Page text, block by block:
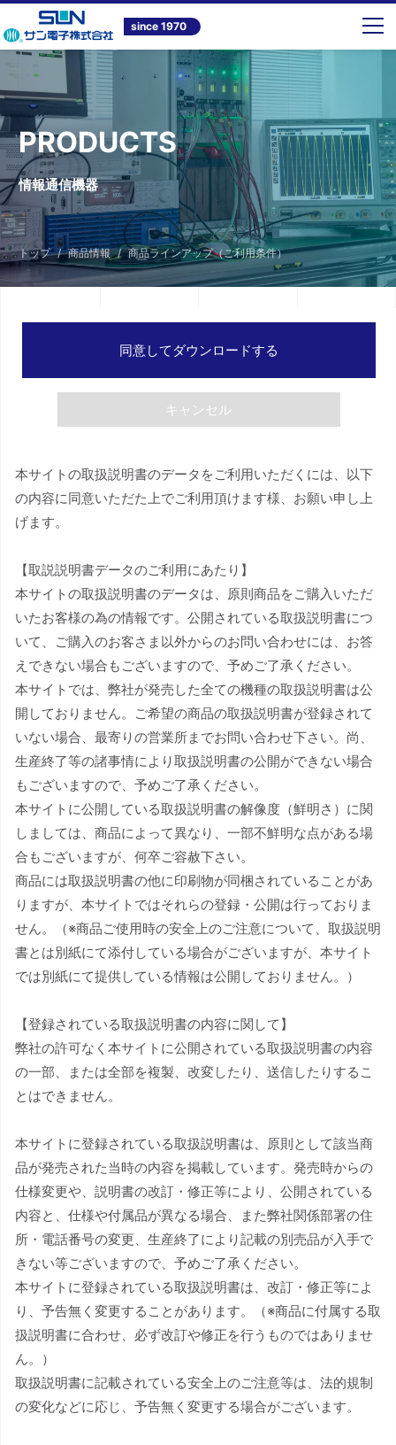
since 1970
PRODUCTS
情報通信機器
トップ 商品情報 商品ラインアップ（ご利用条件）
同意してダウンロードする
キャンセル
本サイトの取扱説明書のデータをご利用いただくには、以下
の内容に同意いただた上でご利用頂けます様、お願い申し上
げます。
【取説説明書データのご利用にあたり】
本サイトの取扱説明書のデータは、原則商品をご購入いただ
いたお客様の為の情報です。公開されている取扱説明書につ
いて、ご購入のお客さま以外からのお問い合わせには、お答
えできない場合もございますので、予めご了承ください。
本サイトでは、弊社が発売した全ての機種の取扱説明書は公
開しておりません。ご希望の商品の取扱説明書が登録されて
いない場合、最寄りの営業所までお問い合わせ下さい。尚、
生産終了等の諸事情により取扱説明書の公開ができない場合
もございますので、予めご了承ください。
本サイトに公開している取扱説明書の解像度（鮮明さ）に関
しましては、商品によって異なり、一部不鮮明な点がある場
合もございますが、何卒ご容赦下さい。
商品には取扱説明書の他に印刷物が同梱されていることがあ
りますが、本サイトではそれらの登録・公開は行っておりま
せん。（※商品ご使用時の安全上のご注意について、取扱説明
書とは別紙にて添付している場合がございますが、本サイト
では別紙にて提供している情報は公開しておりません。）
【登録されている取扱説明書の内容に関して】
弊社の許可なく本サイトに公開されている取扱説明書の内容
の一部、または全部を複製、改変したり、送信したりするこ
とはできません。
本サイトに登録されている取扱説明書は、原則として該当商
品が発売された当時の内容を掲載しています。発売時からの
仕様変更や、説明書の改訂・修正等により、公開されている
内容と、仕様や付属品が異なる場合、また弊社関係部署の住
所・電話番号の変更、生産終了により記載の別売品が入手で
きない等ございますので、予めご了承ください。
本サイトに登録されている取扱説明書は、改訂・修正等によ
り、予告無く変更することがあります。（※商品に付属する取
扱説明書に合わせ、必ず改訂や修正を行うものではありませ
ん。）
取扱説明書に記載されている安全上のご注意等は、法的規制
の変化などに応じ、予告無く変更する場合がございます。